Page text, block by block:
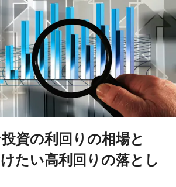
資の利回りの相場と
たい高利回りの落とし